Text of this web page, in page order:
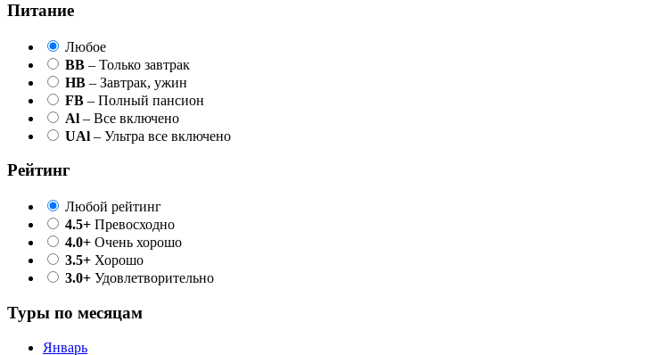
Питание
Любое
BB – Только завтрак
HB – Завтрак, ужин
FB – Полный пансион
Al – Все включено
UAl – Ультра все включено
Рейтинг
Любой рейтинг
4.5+ Превосходно
4.0+ Очень хорошо
3.5+ Хорошо
3.0+ Удовлетворительно
Туры по месяцам
Январь